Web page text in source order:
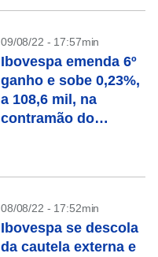
09/08/22 - 17:57min
Ibovespa emenda 6º
ganho e sobe 0,23%,
a 108,6 mil, na
contramão do
08/08/22 - 17:52min
Ibovespa se descola
da cautela externa e